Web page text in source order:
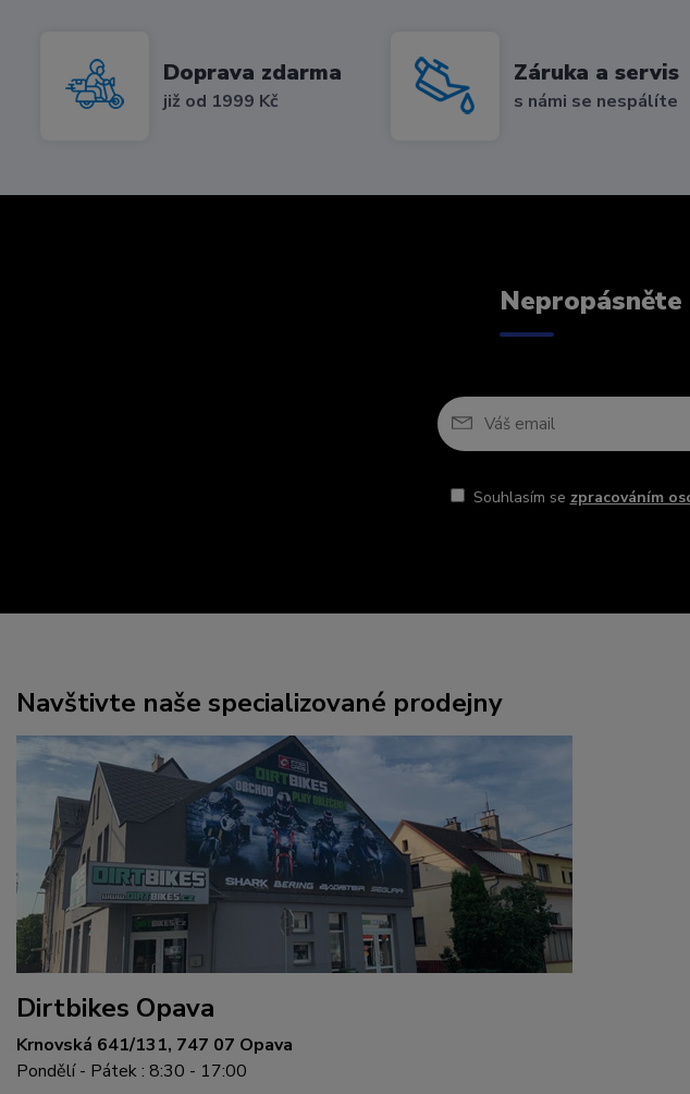
Doprava zdarma
již od 1999 Kč
Záruka a servis
s námi se nespálíte
Souhlasím se zpracováním
Navštivte naše specializované prodejny
Dirtbikes Opava
Krnovská 641/131, 747 07 Opava
Pondělí - Pátek : 8:30 - 17:00